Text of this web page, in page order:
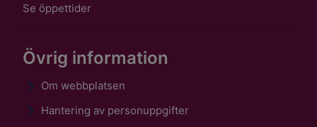
Se öppettider
Övrig information
Om webbplatsen
Hantering av personuppgifter